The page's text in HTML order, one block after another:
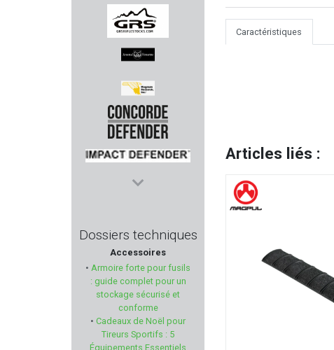
FREYR & DEVIK
GRS
ARSENAL FIREARMS
MAGNUM RESEARCH
CONCORDE DEFENDER
IMPACT DEFENDER
H&N
RADIAN WEAPONS
KLEEN BORE
Dossiers techniques
Accessoires
• Armoire forte pour fusils
: guide complet pour un
stockage sécurisé et
conforme
• Cadeaux de Noël pour
Tireurs Sportifs : 5
Équipements Essentiels
Caractéristiques
Articles liés :